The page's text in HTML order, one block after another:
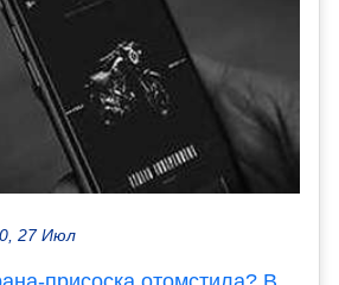
27 Июл